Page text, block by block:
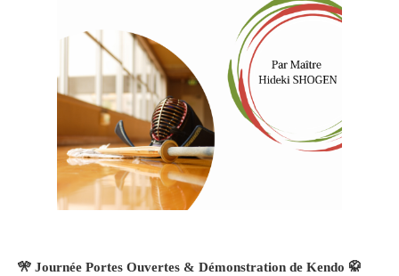
🎌 Journée Portes Ouvertes & Démonstration de Kendo 🥋